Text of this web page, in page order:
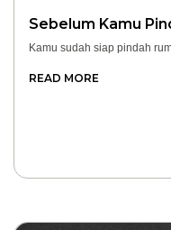
Sebelum Kamu
Kamu sudah siap pindah
READ MORE